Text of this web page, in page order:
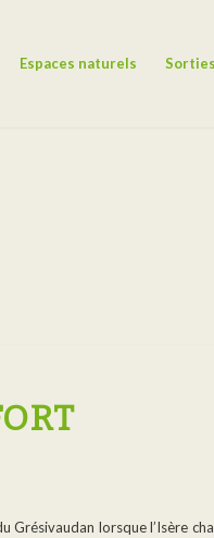
Espaces naturels
lorsque l’Isère